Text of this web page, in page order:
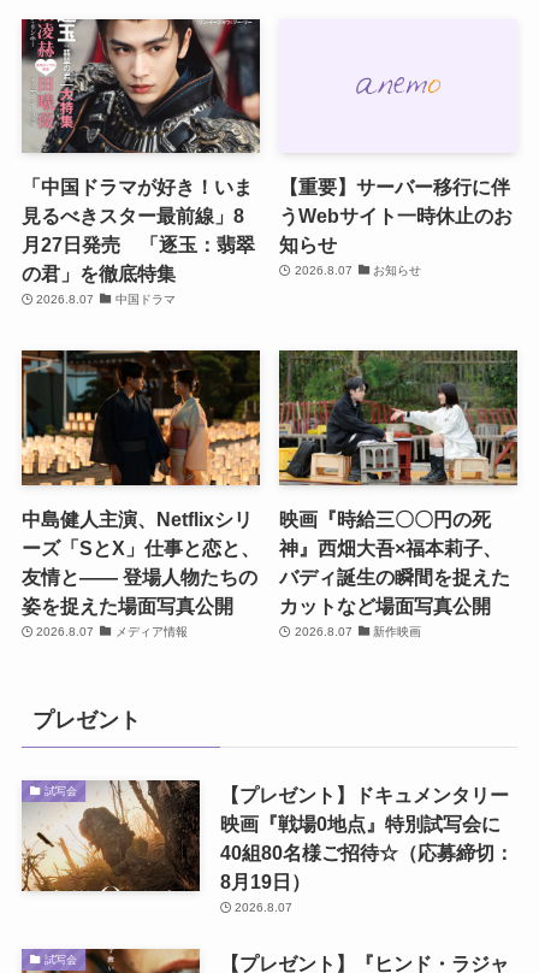
「中国ドラマが好き！いま
見るべきスター最前線」8
月27日発売 「逐玉：翡翠
の君」を徹底特集
2026.8.07 中国ドラマ
【重要】サーバー移行に伴
うWebサイト一時休止のお
知らせ
2026.8.07 お知らせ
中島健人主演、Netflixシリ
ーズ「SとX」仕事と恋と、
友情と―― 登場人物たちの
姿を捉えた場面写真公開
2026.8.07 メディア情報
映画『時給三〇〇円の死
神』西畑大吾×福本莉子、
バディ誕生の瞬間を捉えた
カットなど場面写真公開
2026.8.07 新作映画
プレゼント
試写会
【プレゼント】ドキュメンタリー
映画『戦場0地点』特別試写会に
40組80名様ご招待☆（応募締切：
8月19日）
2026.8.07
試写会 【プレゼント】『ヒンド・ラジャ